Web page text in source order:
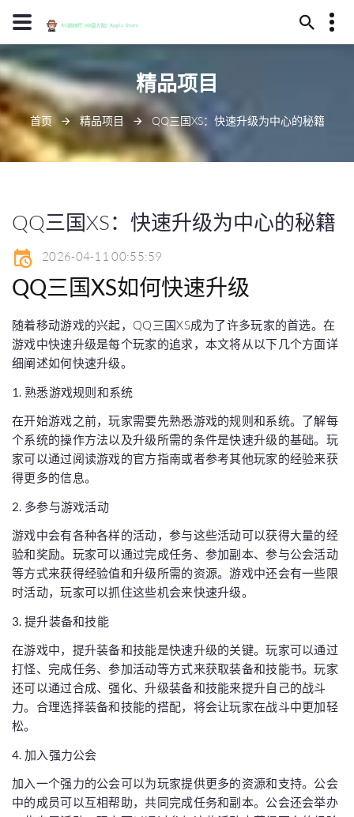
13594780181
酒泉市元殊之涧277号
diyipingpai@www.j9.com
精品项目
首页 精品项目 QQ三国XS：快速升级为中心的秘籍
QQ三国XS：快速升级为中心的秘籍
2026-04-11 00:55:59
QQ三国XS如何快速升级
随着移动游戏的兴起，QQ三国XS成为了许多玩家的首选。在
游戏中快速升级是每个玩家的追求，本文将从以下几个方面详
细阐述如何快速升级。
1. 熟悉游戏规则和系统
在开始游戏之前，玩家需要先熟悉游戏的规则和系统。了解每
个系统的操作方法以及升级所需的条件是快速升级的基础。玩
家可以通过阅读游戏的官方指南或者参考其他玩家的经验来获
得更多的信息。
2. 多参与游戏活动
游戏中会有各种各样的活动，参与这些活动可以获得大量的经
验和奖励。玩家可以通过完成任务、参加副本、参与公会活动
等方式来获得经验值和升级所需的资源。游戏中还会有一些限
时活动，玩家可以抓住这些机会来快速升级。
3. 提升装备和技能
在游戏中，提升装备和技能是快速升级的关键。玩家可以通过
打怪、完成任务、参加活动等方式来获取装备和技能书。玩家
还可以通过合成、强化、升级装备和技能来提升自己的战斗
力。合理选择装备和技能的搭配，将会让玩家在战斗中更加轻
松。
4. 加入强力公会
加入一个强力的公会可以为玩家提供更多的资源和支持。公会
中的成员可以互相帮助，共同完成任务和副本。公会还会举办